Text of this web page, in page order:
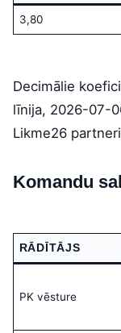
3,80
Decimālie
līnija, 2026-07-
Likme26
Komandu
RĀDĪTĀJS
PK vēsture